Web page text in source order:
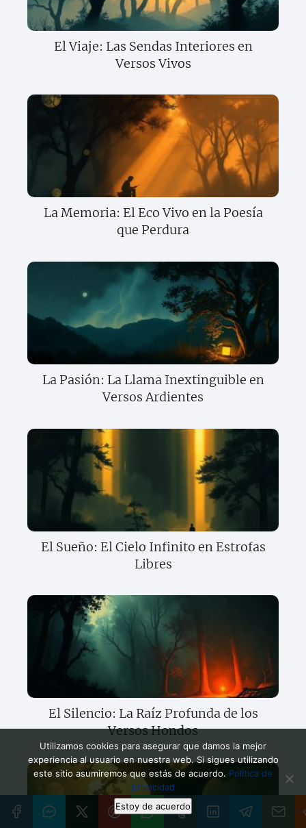
El Viaje: Las Sendas Interiores en
Versos Vivos
La Memoria: El Eco Vivo en la Poesía
que Perdura
La Pasión: La Llama Inextinguible en
Versos Ardientes
El Sueño: El Cielo Infinito en Estrofas
Libres
El Silencio: La Raíz Profunda de los
Versos Hondos
Utilizamos cookies para asegurar que damos la mejor
experiencia al usuario en nuestra web. Si sigues utilizando
este sitio asumiremos que estás de acuerdo. Política de
privacidad
Estoy de acuerdo